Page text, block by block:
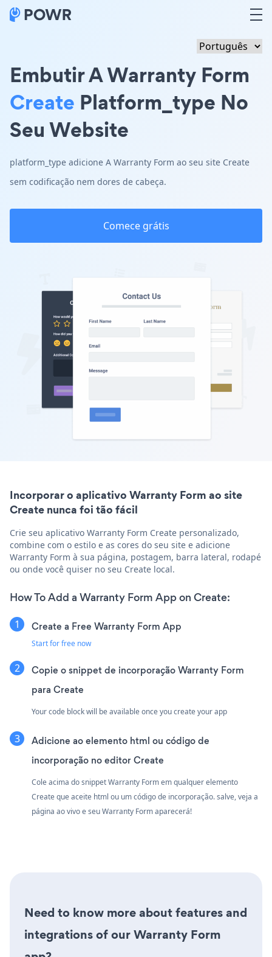
Embutir A Warranty Form
Create Platform_type No
Seu Website
platform_type adicione A Warranty Form ao seu site Create
sem codificação nem dores de cabeça.
Comece grátis
Incorporar o aplicativo Warranty Form ao site
Create nunca foi tão fácil
Crie seu aplicativo Warranty Form Create personalizado,
combine com o estilo e as cores do seu site e adicione
Warranty Form à sua página, postagem, barra lateral, rodapé
ou onde você quiser no seu Create local.
How To Add a Warranty Form App on Create:
Create a Free Warranty Form App
Start for free now
Copie o snippet de incorporação Warranty Form
para Create
Your code block will be available once you create your app
Adicione ao elemento html ou código de
incorporação no editor Create
Cole acima do snippet Warranty Form em qualquer elemento
Create que aceite html ou um código de incorporação. salve, veja a
página ao vivo e seu Warranty Form aparecerá!
Need to know more about features and
integrations of our Warranty Form